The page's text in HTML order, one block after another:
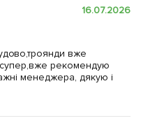
16.07.2026
вже
супер,вже рекомендую
менеджера, дякую і